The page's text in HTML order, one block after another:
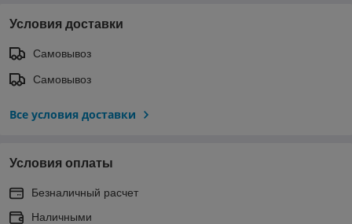
Условия доставки
Самовывоз
Самовывоз
Все условия доставки
Условия оплаты
Безналичный расчет
Наличными